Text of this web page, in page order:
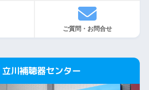
ご質問・お問合せ
立川補聴器センター